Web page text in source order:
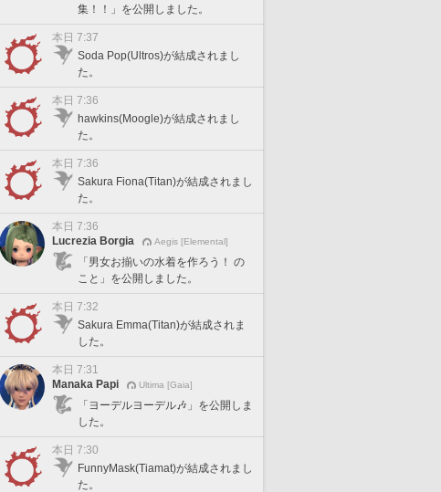
集！！」を公開しました。
本日 7:37
Soda Pop(Ultros)が結成されまし
た。
本日 7:36
hawkins(Moogle)が結成されまし
た。
本日 7:36
Sakura Fiona(Titan)が結成されまし
た。
本日 7:36
Lucrezia Borgia
Aegis [Elemental]
「男女お揃いの水着を作ろう！ の
こと」を公開しました。
本日 7:32
Sakura Emma(Titan)が結成されま
した。
本日 7:31
Manaka Papi
Ultima [Gaia]
「ヨーデルヨーデル🎶」を公開しま
した。
本日 7:30
FunnyMask(Tiamat)が結成されまし
た。